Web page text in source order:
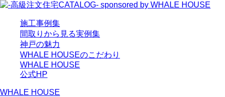
施工事例集
間取りから見る実例集
神戸の魅力
WHALE HOUSEのこだわり
WHALE HOUSE
公式HP
WHALE HOUSE